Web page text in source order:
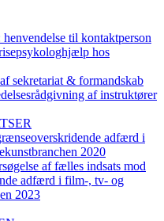
til kontaktperson
hos
sekretariat & formandskab
af instruktører
adfærd i
2020
af fælles indsats mod
adfærd i film-, tv- og
2023